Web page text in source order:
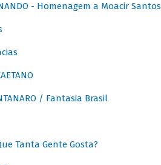
- Homenagem a Moacir Santos
/ Fantasia Brasil
Tanta Gente Gosta?